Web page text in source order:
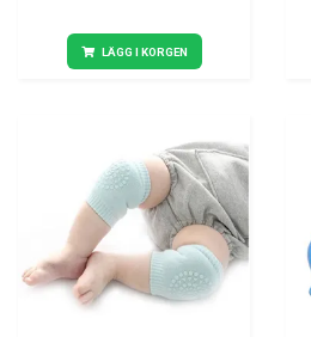
LÄGG I KORGEN